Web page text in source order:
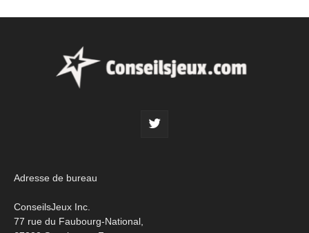
Adresse de bureau
ConseilsJeux Inc.
77 rue du Faubourg-National,